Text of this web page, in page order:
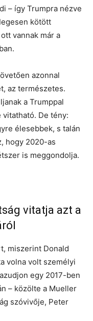
– így Trumpra nézve
kötött
vannak már a
azonnal
az természetes.
a Trumppal
De tény:
élesebbek, s talán
hogy 2020-as
is meggondolja.
vitatja azt a
miszerint Donald
volna volt személyi
egy 2017-ben
– közölte a Mueller
szóvivője, Peter